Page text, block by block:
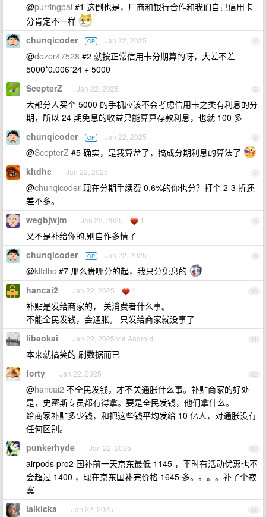
@purringpal #1 这倒也是，厂商和银行合作和我们自己信用卡
分肯定不一样
4
chunqicoder OP Jan 22, 2025
@dozer47528 #2 就按正常信用卡分期算的呀，大差不差
5000*0.006*24 + 5000
5
ScepterZ Jan 22, 2025
大部分人买个 5000 的手机应该不会考虑信用卡之类有利息的分
期，所以 24 期免息的收益只能算算存款利息，也就 100 多
6
chunqicoder OP Jan 22, 2025
@ScepterZ #5 确实，是我算岔了，搞成分期利息的算法了
7
kltdhc Jan 22, 2025
@chunqicoder 现在分期手续费 0.6%的你也分？打个 2-3 折还
差不多。
8
wegbjwjm Jan 22, 2025 1
又不是补给你的,别自作多情了
9
chunqicoder OP Jan 22, 2025
@kltdhc #7 那么贵哪分的起，我只分免息的
10
hancai2 Jan 22, 2025 1
补贴是发给商家的， 关消费者什么事。
不能全民发钱，会通胀。 只发给商家就没事了
11
libaokai Jan 22, 2025 via Android
本来就搞笑的 刷数据而已
12
forty Jan 22, 2025
@hancai2 不全民发钱，才不关通胀什么事。补贴商家的好处
是，史密斯专员都有得拿。要是全民发钱，他们拿什么。
给商家补贴多少钱，和把这些钱平均发给 10 亿人，对通胀没有
任何区别。
13
punkerhyde Jan 22, 2025
airpods pro2 国补前一天京东最低 1145 ，平时有活动优惠也不
会超过 1400 ，现在京东国补完价格 1645 多。。。。补了个寂
寞
14
laikicka Jan 22, 2025